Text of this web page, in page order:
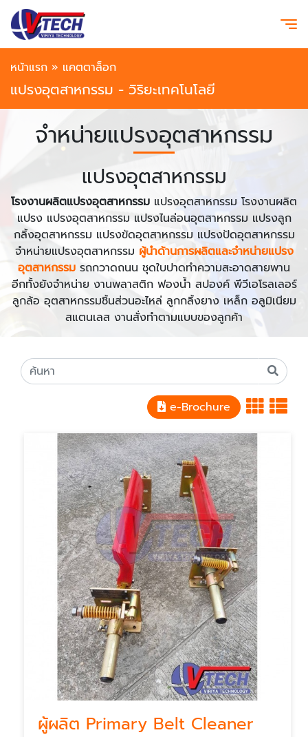
หน้าแรก » แคตตาล็อก
แปรงอุตสาหกรรม - วิริยะเทคโนโลยี
จำหน่ายแปรงอุตสาหกรรม
แปรงอุตสาหกรรม
โรงงานผลิตแปรงอุตสาหกรรม แปรงอุตสาหกรรม โรงงานผลิต
แปรง แปรงอุตสาหกรรม แปรงไนล่อนอุตสาหกรรม แปรงลูก
กลิ้งอุตสาหกรรม แปรงขัดอุตสาหกรรม แปรงปัดอุตสาหกรรม
จำหน่ายแปรงอุตสาหกรรม ผู้นำด้านการผลิตและจำหน่ายแปรง
อุตสาหกรรม รถกวาดถนน ชุดใบปาดทำความสะอาดสายพาน
อีกทั้งยังจำหน่าย งานพลาสติก ฟองน้ำ สปองค์ พีวีเอโรลเลอร์
ลูกล้อ อุตสาหกรรมชิ้นส่วนอะไหล่ ลูกกลิ้งยาง เหล็ก อลูมิเนียม
สแตนเลส งานสั่งทำตามแบบของลูกค้า
e-Brochure
ผู้ผลิต Primary Belt Cleaner